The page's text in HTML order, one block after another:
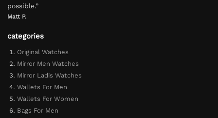
possible.”
Matt P.
categories
Original Watches
Mirror Men Watches
Mirror Ladis Watches
Wallets For Men
Wallets For Women
Bags For Men